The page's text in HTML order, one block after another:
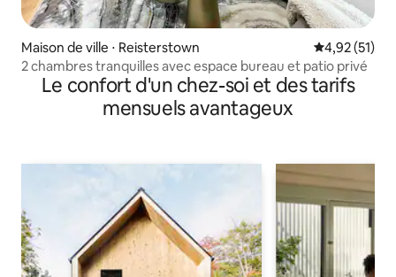
Maison de ville ⋅ Reisterstown Évaluation
4,92 (51)
2 chambres tranquilles avec espace bureau et patio privé
Le confort d'un chez-soi et des tarifs
mensuels avantageux